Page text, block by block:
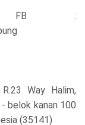
FB :
Way Halim,
belok kanan 100
(35141)